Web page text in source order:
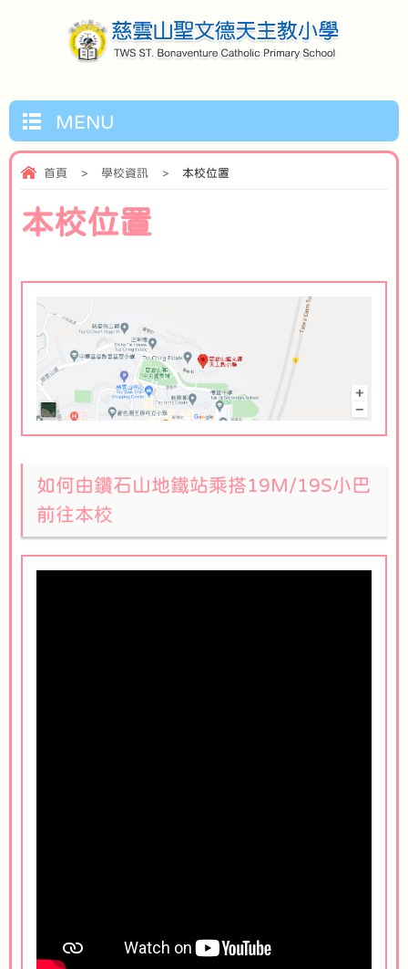
MENU
首頁 > 學校資訊 > 本校位置
本校位置
如何由鑽石山地鐵站乘搭19M/19S小巴
前往本校